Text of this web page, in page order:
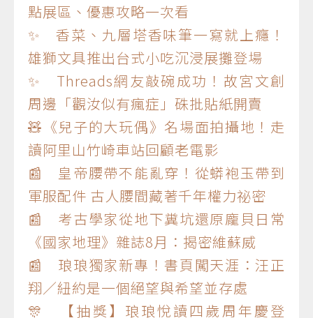
點展區、優惠攻略一次看
✨ 香菜、九層塔香味筆一寫就上癮！
雄獅文具推出台式小吃沉浸展攤登場
✨ Threads網友敲碗成功！故宮文創
周邊「觀汝似有瘋症」硃批貼紙開賣
🧸《兒子的大玩偶》名場面拍攝地！走
讀阿里山竹崎車站回顧老電影
📰 皇帝腰帶不能亂穿！從蟒袍玉帶到
軍服配件 古人腰間藏著千年權力祕密
📰 考古學家從地下糞坑還原龐貝日常
《國家地理》雜誌8月：揭密維蘇威
📰 琅琅獨家新專！書頁闖天涯：汪正
翔／紐約是一個絕望與希望並存處
🎊 【抽獎】琅琅悅讀四歲周年慶登